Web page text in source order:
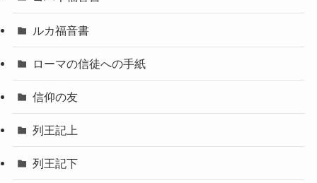
ルカ福音書
ローマの信徒への手紙
信仰の友
列王記上
列王記下